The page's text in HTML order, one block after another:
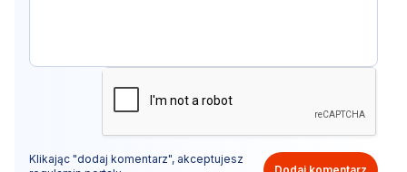
Klikając "dodaj komentarz", akceptujesz